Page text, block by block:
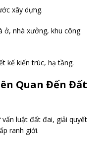
xây dựng.
ở, nhà xưởng, khu công
kế kiến trúc, hạ tầng.
Quan Đến Đất
luật đất đai, giải quyết
ranh giới.